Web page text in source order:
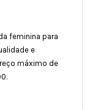
feminina para
e
máximo de